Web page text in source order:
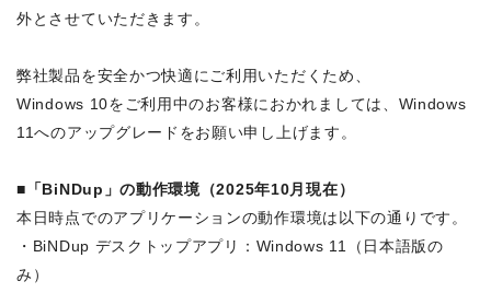
外とさせていただきます。
弊社製品を安全かつ快適にご利用いただくため、
Windows 10をご利用中のお客様におかれましては、Windows
11へのアップグレードをお願い申し上げます。
■「BiNDup」の動作環境（2025年10月現在）
本日時点でのアプリケーションの動作環境は以下の通りです。
・BiNDup デスクトップアプリ：Windows 11（日本語版の
み）